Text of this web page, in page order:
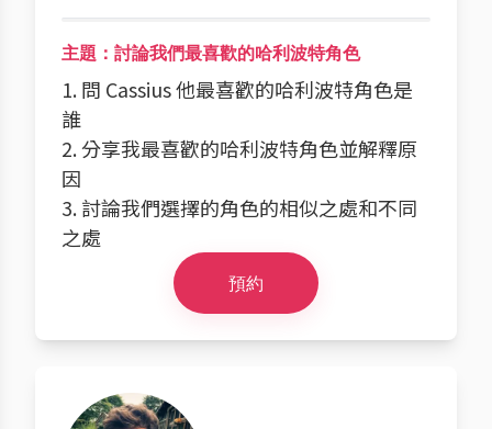
主題：討論我們最喜歡的哈利波特角色
1. 問 Cassius 他最喜歡的哈利波特角色是
誰
2. 分享我最喜歡的哈利波特角色並解釋原
因
3. 討論我們選擇的角色的相似之處和不同
之處
預約